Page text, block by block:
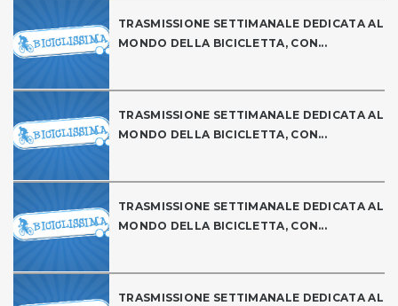
TRASMISSIONE SETTIMANALE DEDICATA AL
MONDO DELLA BICICLETTA, CON...
TRASMISSIONE SETTIMANALE DEDICATA AL
MONDO DELLA BICICLETTA, CON...
TRASMISSIONE SETTIMANALE DEDICATA AL
MONDO DELLA BICICLETTA, CON...
TRASMISSIONE SETTIMANALE DEDICATA AL